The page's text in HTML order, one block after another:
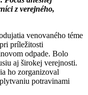
z verejného,
venovaného téme
príležitosti
odpade. Bolo
aj širokej verejnosti.
ho zorganizoval
potravinami